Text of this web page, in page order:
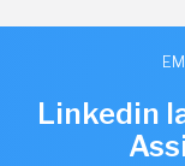
Linkedin